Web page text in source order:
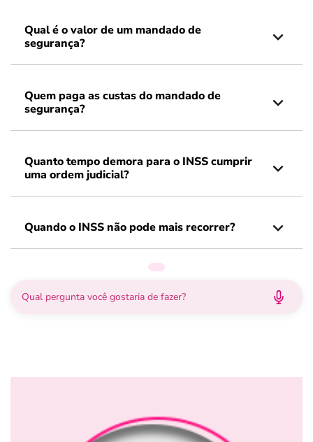
Qual é o valor de um mandado de
segurança?
Quem paga as custas do mandado de
segurança?
Quanto tempo demora para o INSS cumprir
uma ordem judicial?
Quando o INSS não pode mais recorrer?